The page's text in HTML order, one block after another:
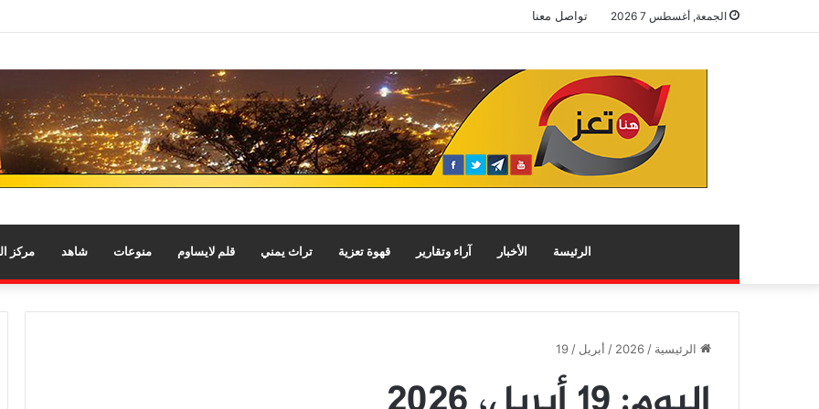
الجمعة, أغسطس 7 2026 تواصل معنا
الرئيسة الأخبار آراء وتقارير قهوة تعزية تراث يمني قلم لايساوم منوعات شاهد مركز
الرئيسية /
2026
/ أبريل /
19